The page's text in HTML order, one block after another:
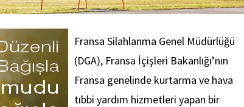
Fransa Silahlanma Genel Müdürlüğü
(DGA), Fransa İçişleri Bakanlığı’nın
Fransa genelinde kurtarma ve hava
tıbbi yardım hizmetleri yapan bir